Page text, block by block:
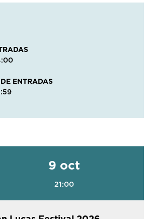
ENTRADAS
9 oct
21:00